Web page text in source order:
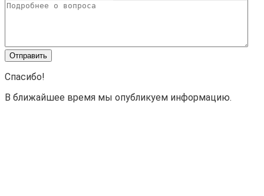
Спасибо!
В ближайшее время мы опубликуем информацию.